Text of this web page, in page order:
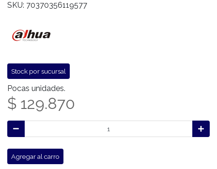
SKU: 70370356119577
Stock por sucursal
Pocas unidades.
$ 129.870
Agregar al carro